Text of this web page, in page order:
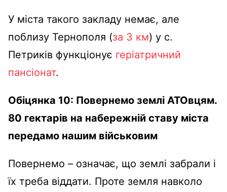
У міста такого закладу немає, але
поблизу Тернополя (за 3 км) у с.
Петриків функціонує геріатричний
пансіонат.
Обіцянка 10: Повернемо землі АТОвцям.
80 гектарів на набережній ставу міста
передамо нашим військовим
Повернемо – означає, що землі забрали і
їх треба віддати. Проте земля навколо